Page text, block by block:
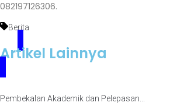
082197126306.
Berita
Artikel Lainnya
Pembekalan Akademik dan Pelepasan...